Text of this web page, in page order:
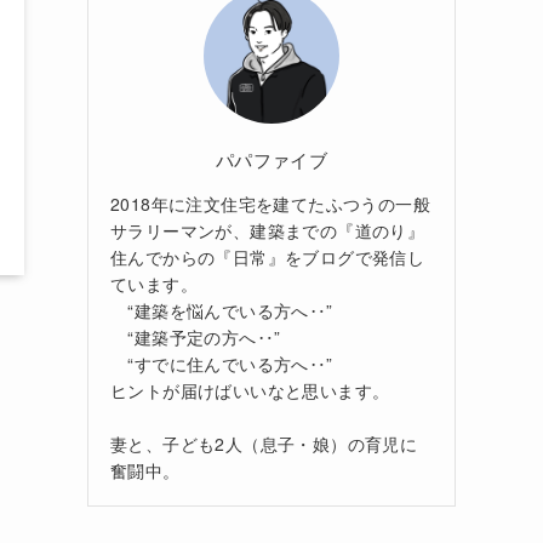
パパファイブ
2018年に注文住宅を建てたふつうの一般
サラリーマンが、建築までの『道のり』
住んでからの『日常』をブログで発信し
ています。
“建築を悩んでいる方へ‥”
“建築予定の方へ‥”
“すでに住んでいる方へ‥”
ヒントが届けばいいなと思います。
妻と、子ども2人（息子・娘）の育児に
奮闘中。